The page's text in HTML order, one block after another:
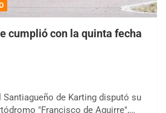
cumplió con la quinta fecha
Santiagueño de Karting disputó su
"Francisco de Aguirre",…